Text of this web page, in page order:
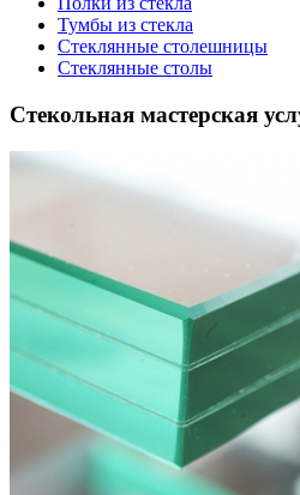
Тумбы из стекла
Стеклянные столешницы
Стеклянные столы
Стекольная мастерская